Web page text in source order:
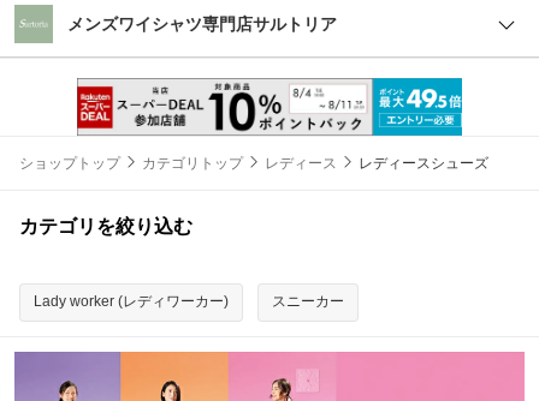
メンズワイシャツ専門店サルトリア
ショップトップ カテゴリトップ レディース レディースシューズ
カテゴリを絞り込む
Lady worker (レディワーカー) スニーカー